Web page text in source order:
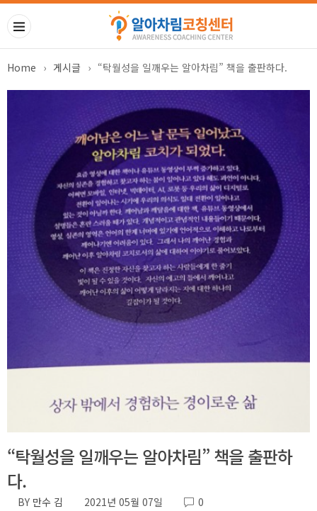
Home › 게시글 › “탁월성을 일깨우는 알아차림” 책을 출판하다.
“탁월성을 일깨우는 알아차림” 책을 출판하
다.
BY 만수 김 2021년 05월 07일 0